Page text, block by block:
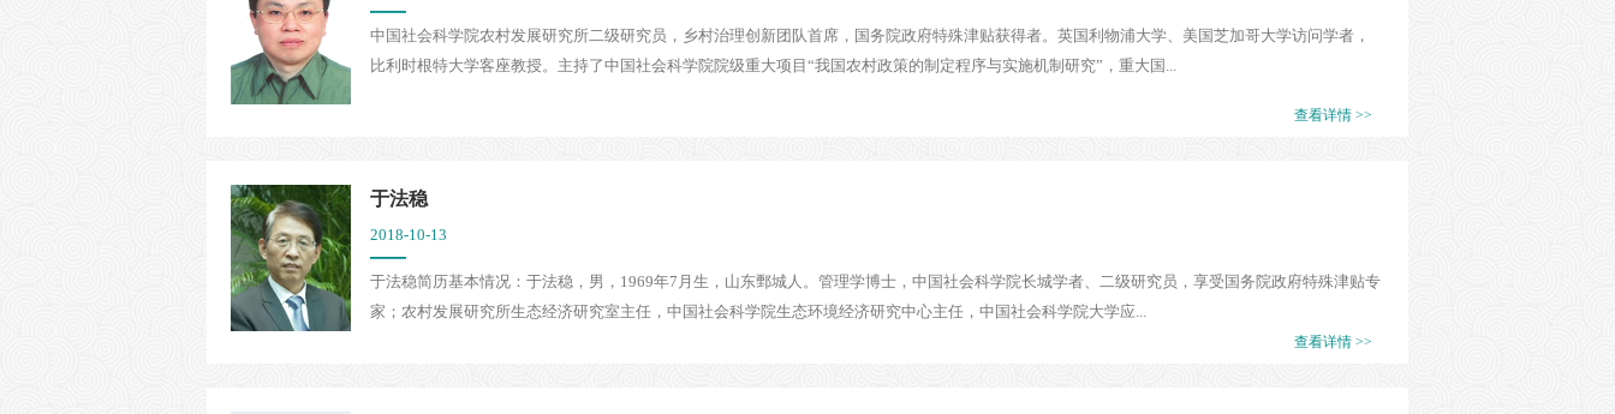
中国社会科学院农村发展研究所二级研究员，乡村治理创新团队首席，国务院政府特殊津贴获得者。英国利物浦大学、美国芝加哥大学访问学者，
比利时根特大学客座教授。主持了中国社会科学院院级重大项目“我国农村政策的制定程序与实施机制研究”，重大国...
查看详情 >>
于法稳
2018-10-13
于法稳简历基本情况：于法稳，男，1969年7月生，山东鄄城人。管理学博士，中国社会科学院长城学者、二级研究员，享受国务院政府特殊津贴专
家；农村发展研究所生态经济研究室主任，中国社会科学院生态环境经济研究中心主任，中国社会科学院大学应...
查看详情 >>